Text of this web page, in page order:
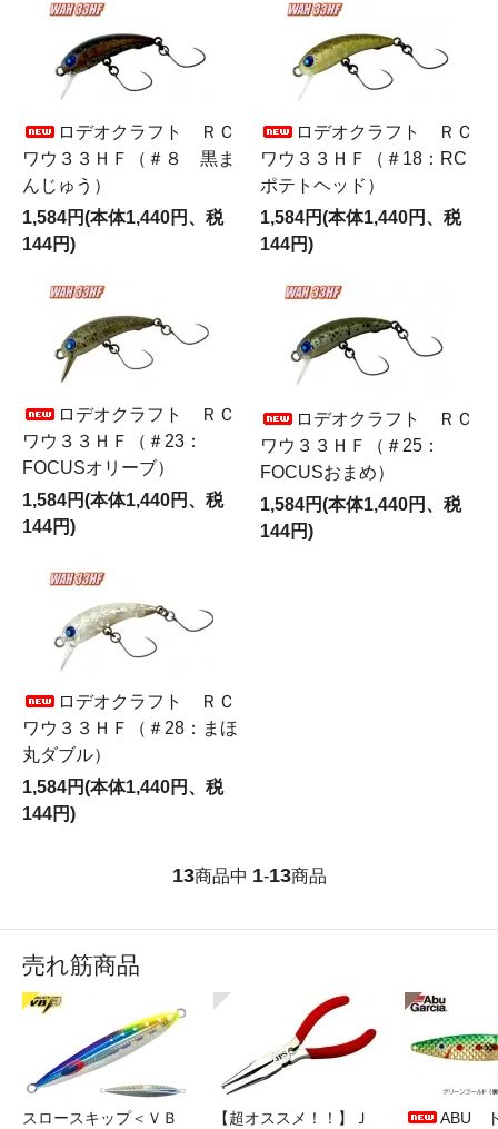
ロデオクラフト ＲＣ
ワウ３３ＨＦ（＃８ 黒ま
んじゅう）
1,584円(本体1,440円、税
144円)
ロデオクラフト ＲＣ
ワウ３３ＨＦ（＃18：RC
ポテトヘッド）
1,584円(本体1,440円、税
144円)
ロデオクラフト ＲＣ
ワウ３３ＨＦ（＃23：
FOCUSオリーブ）
1,584円(本体1,440円、税
144円)
ロデオクラフト ＲＣ
ワウ３３ＨＦ（＃25：
FOCUSおまめ）
1,584円(本体1,440円、税
144円)
ロデオクラフト ＲＣ
ワウ３３ＨＦ（＃28：まほ
丸ダブル）
1,584円(本体1,440円、税
144円)
13商品中 1-13商品
売れ筋商品
スロースキップ＜ＶＢ
【超オススメ！！】Ｊ
ABU